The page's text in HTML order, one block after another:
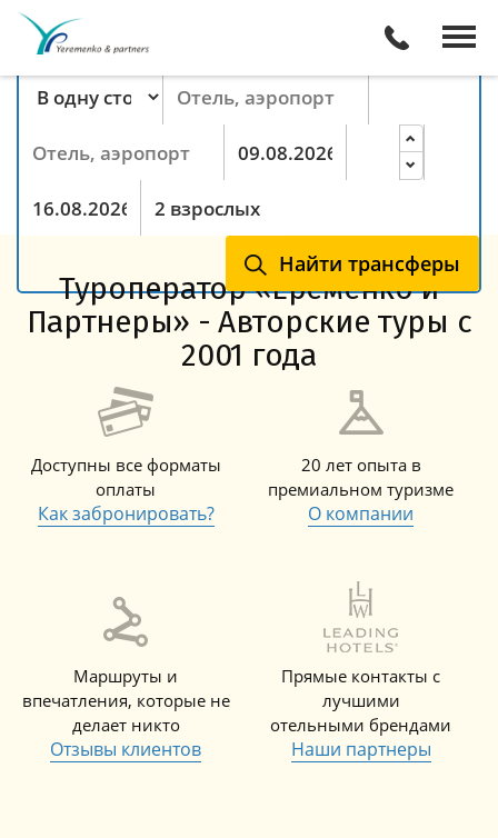
Поиск трансферов онлайн
Найти трансферы
Тип маршрута
Пункт отправления
Пункт назначения
Ночей
Туроператор «Еременко и
Партнеры» - Авторские туры с
2001 года
Доступны все форматы
оплаты
Как забронировать?
20 лет опыта в
премиальном туризме
О компании
Маршруты и
впечатления, которые не
делает никто
Отзывы клиентов
Прямые контакты с
лучшими
отельными брендами
Наши партнеры